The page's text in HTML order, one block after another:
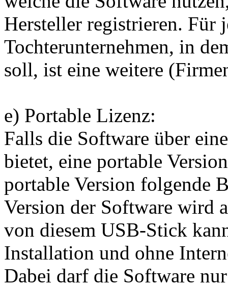
Hersteller registrieren. Für
Tochterunternehmen, in
soll, ist eine weitere
e) Portable Lizenz:
Falls die Software über
bietet, eine portable
portable Version folgende
Version der Software wird
von diesem USB-Stick
Installation und ohne
Dabei darf die Software